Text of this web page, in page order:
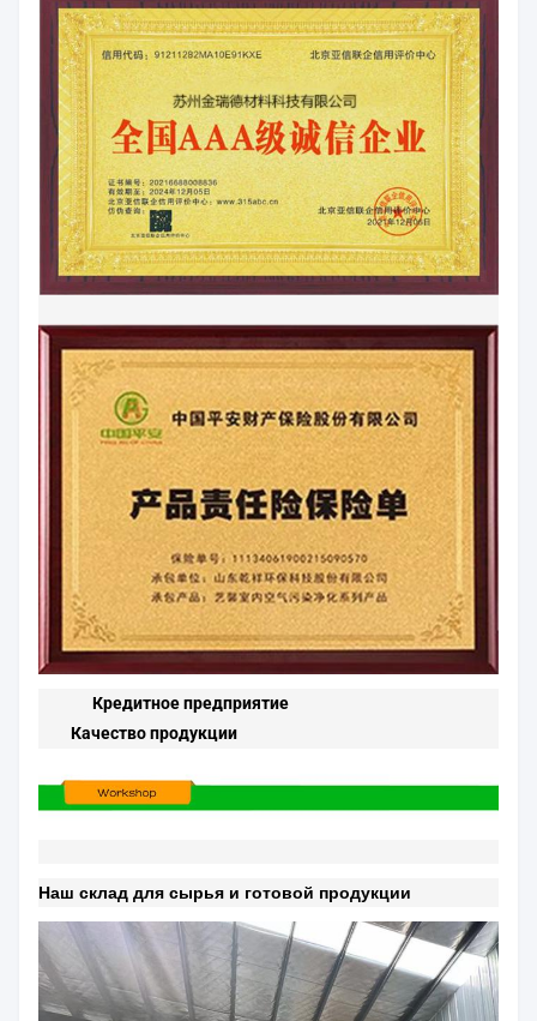
Кредитное предприятие
Качество продукции
Наш склад для сырья и готовой продукции